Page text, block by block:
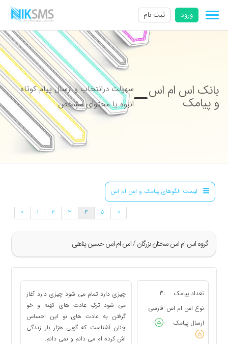
ورود ثبت نام
بانک اس ام اس
و پیامک
سهولت درانتخاب و ارسال پیام کوتاه
انبوه با محتوای مشخص
لیست الگوهای پیامک و اس ام اس
گروه اس ام اس سخنان بزرگان / اس ام اس حسین پناهی
» 1 2 3 4 5 «
تعداد پیامک :
3
نوع اس ام اس : فارسی
ارسال پیامک
:
چیزی دارد تمام می شود چیزی دارد آغاز
می شود ترکِ عادت های کهنه و خو
گرفتن به عادت های نو این احساس
چنان آشناست که گویی هزار بار زندگی
اش کرده ام می دانم و نمی دانم.